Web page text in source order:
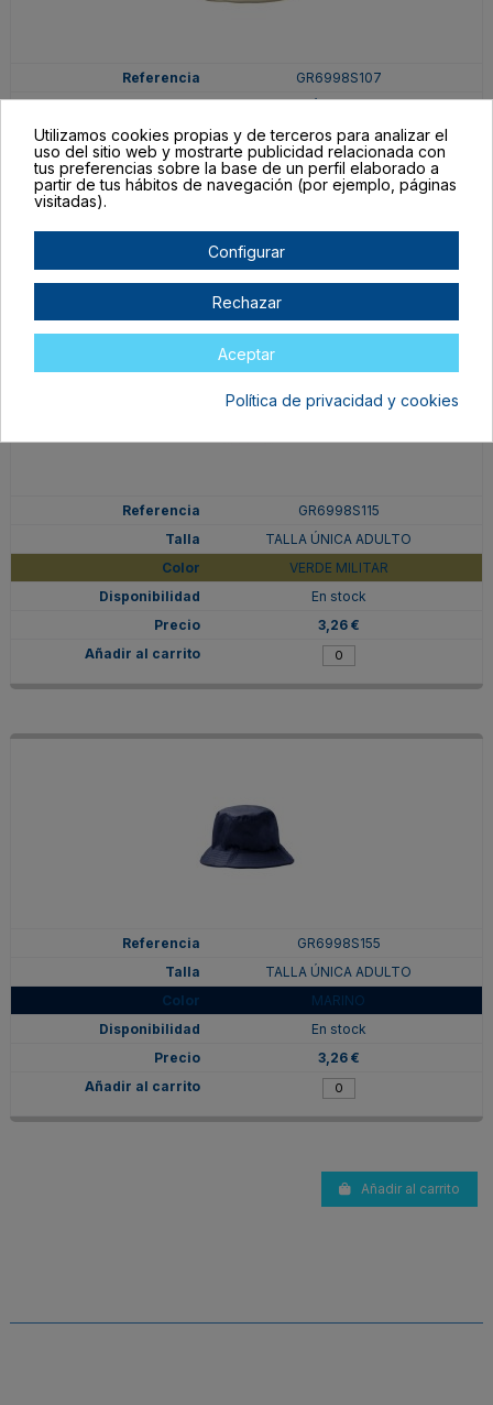
GR6998S107
TALLA ÚNICA ADULTO
ARENA
En stock
3,26 €
GR6998S115
TALLA ÚNICA ADULTO
VERDE MILITAR
En stock
3,26 €
GR6998S155
TALLA ÚNICA ADULTO
MARINO
En stock
3,26 €
Añadir al carrito
Utilizamos cookies propias y de terceros para analizar el
uso del sitio web y mostrarte publicidad relacionada con
tus preferencias sobre la base de un perfil elaborado a
partir de tus hábitos de navegación (por ejemplo, páginas
visitadas).
Configurar
Rechazar
Aceptar
Política de privacidad y cookies